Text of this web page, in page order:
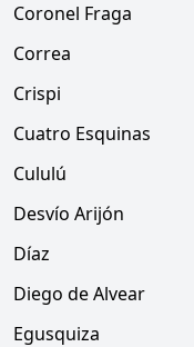
Coronel Fraga
Correa
Crispi
Cuatro Esquinas
Cululú
Desvío Arijón
Díaz
Diego de Alvear
Egusquiza